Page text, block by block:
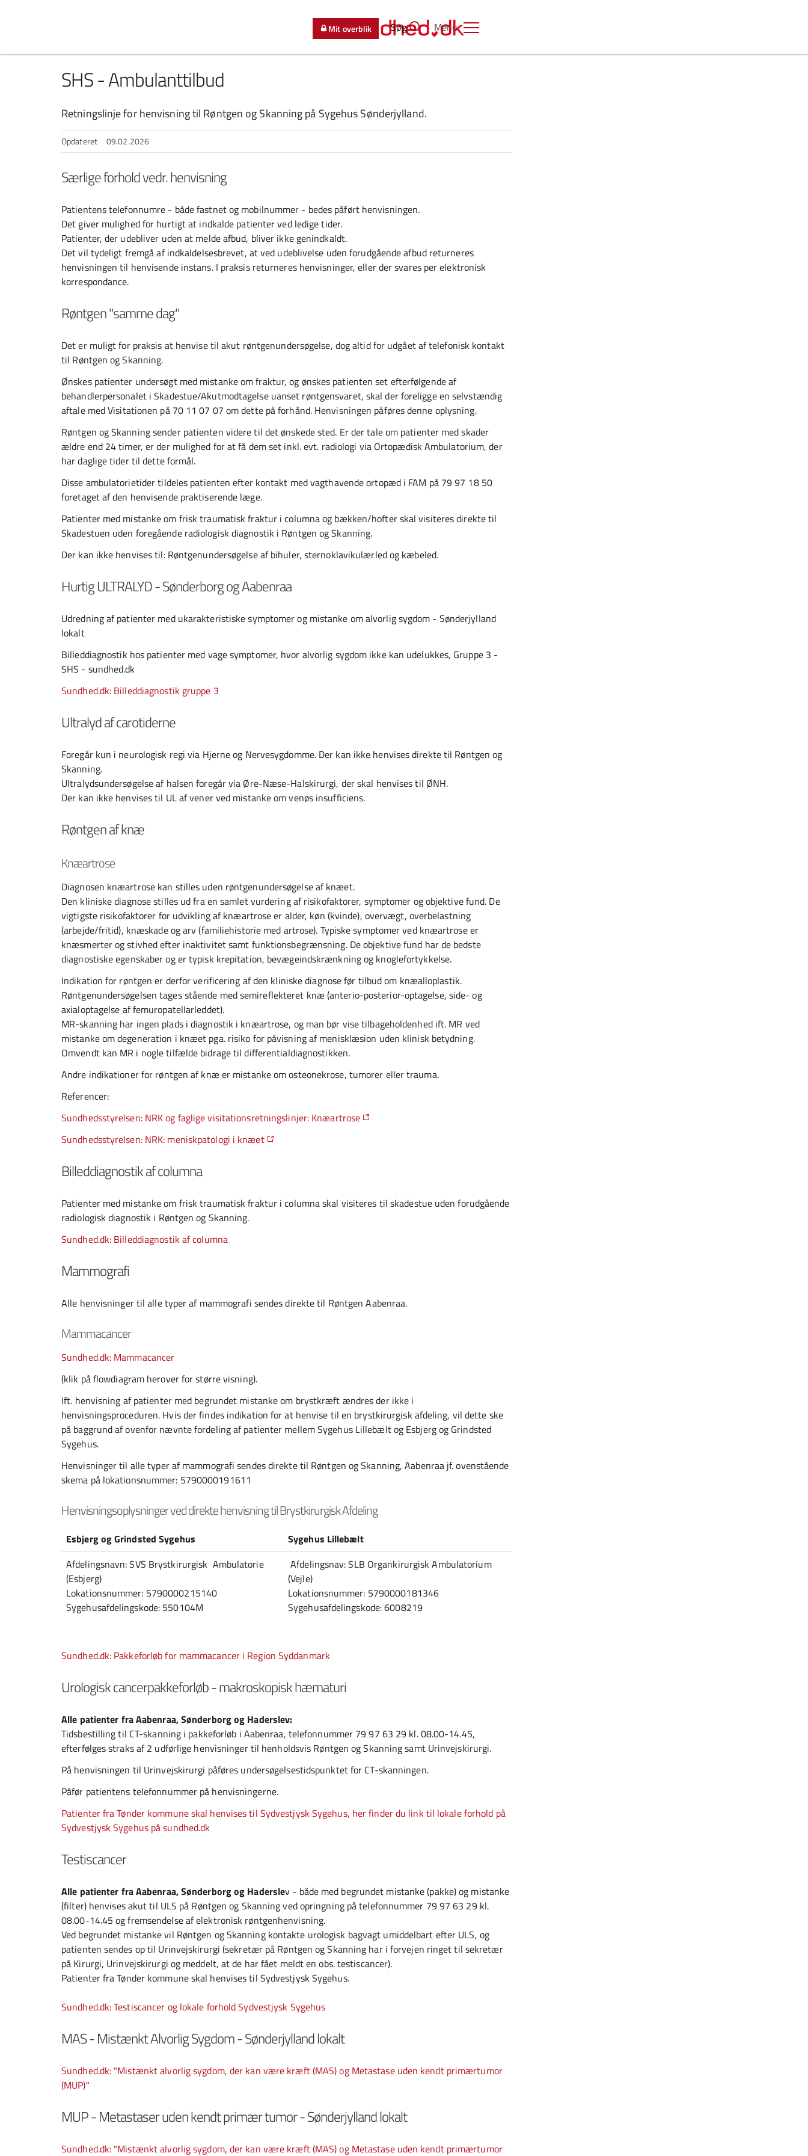
Menu
Søg
Mit overblik
SHS - Ambulanttilbud
Retningslinje for henvisning til Røntgen og Skanning på Sygehus Sønderjylland.
Opdateret 09.02.2026
Særlige forhold vedr. henvisning
Patientens telefonnumre - både fastnet og mobilnummer - bedes påført henvisningen.
Det giver mulighed for hurtigt at indkalde patienter ved ledige tider.
Patienter, der udebliver uden at melde afbud, bliver ikke genindkaldt.
Det vil tydeligt fremgå af indkaldelsesbrevet, at ved udeblivelse uden forudgående afbud returneres
henvisningen til henvisende instans. I praksis returneres henvisninger, eller der svares per elektronisk
korrespondance.
Røntgen "samme dag"
Det er muligt for praksis at henvise til akut røntgenundersøgelse, dog altid for udgået af telefonisk kontakt
til Røntgen og Skanning.
Ønskes patienter undersøgt med mistanke om fraktur, og ønskes patienten set efterfølgende af
behandlerpersonalet i Skadestue/Akutmodtagelse uanset røntgensvaret, skal der foreligge en selvstændig
aftale med Visitationen på 70 11 07 07 om dette på forhånd. Henvisningen påføres denne oplysning.
Røntgen og Skanning sender patienten videre til det ønskede sted. Er der tale om patienter med skader
ældre end 24 timer, er der mulighed for at få dem set inkl. evt. radiologi via Ortopædisk Ambulatorium, der
har daglige tider til dette formål.
Disse ambulatorietider tildeles patienten efter kontakt med vagthavende ortopæd i FAM på 79 97 18 50
foretaget af den henvisende praktiserende læge.
Patienter med mistanke om frisk traumatisk fraktur i columna og bækken/hofter skal visiteres direkte til
Skadestuen uden foregående radiologisk diagnostik i Røntgen og Skanning.
Der kan ikke henvises til: Røntgenundersøgelse af bihuler, sternoklavikulærled og kæbeled.
Hurtig ULTRALYD - Sønderborg og Aabenraa
Udredning af patienter med ukarakteristiske symptomer og mistanke om alvorlig sygdom - Sønderjylland
lokalt
Billeddiagnostik hos patienter med vage symptomer, hvor alvorlig sygdom ikke kan udelukkes, Gruppe 3 -
SHS - sundhed.dk
Sundhed.dk: Billeddiagnostik gruppe 3
Ultralyd af carotiderne
Foregår kun i neurologisk regi via Hjerne og Nervesygdomme. Der kan ikke henvises direkte til Røntgen og
Skanning.
Ultralydsundersøgelse af halsen foregår via Øre-Næse-Halskirurgi, der skal henvises til ØNH.
Der kan ikke henvises til UL af vener ved mistanke om venøs insufficiens.
Røntgen af knæ
Knæartrose
Diagnosen knæartrose kan stilles uden røntgenundersøgelse af knæet.
Den kliniske diagnose stilles ud fra en samlet vurdering af risikofaktorer, symptomer og objektive fund. De
vigtigste risikofaktorer for udvikling af knæartrose er alder, køn (kvinde), overvægt, overbelastning
(arbejde/fritid), knæskade og arv (familiehistorie med artrose). Typiske symptomer ved knæartrose er
knæsmerter og stivhed efter inaktivitet samt funktionsbegrænsning. De objektive fund har de bedste
diagnostiske egenskaber og er typisk krepitation, bevægeindskrænkning og knoglefortykkelse.
Indikation for røntgen er derfor verificering af den kliniske diagnose før tilbud om knæalloplastik.
Røntgenundersøgelsen tages stående med semireflekteret knæ (anterio-posterior-optagelse, side- og
axialoptagelse af femuropatellarleddet).
MR-skanning har ingen plads i diagnostik i knæartrose, og man bør vise tilbageholdenhed ift. MR ved
mistanke om degeneration i knæet pga. risiko for påvisning af menisklæsion uden klinisk betydning.
Omvendt kan MR i nogle tilfælde bidrage til differentialdiagnostikken.
Andre indikationer for røntgen af knæ er mistanke om osteonekrose, tumorer eller trauma.
Referencer:
Sundhedsstyrelsen: NRK og faglige visitationsretningslinjer: Knæartrose
Sundhedsstyrelsen: NRK: meniskpatologi i knæet
Billeddiagnostik af columna
Patienter med mistanke om frisk traumatisk fraktur i columna skal visiteres til skadestue uden forudgående
radiologisk diagnostik i Røntgen og Skanning.
Sundhed.dk: Billeddiagnostik af columna
Mammografi
Alle henvisninger til alle typer af mammografi sendes direkte til Røntgen Aabenraa.
Mammacancer
Sundhed.dk: Mammacancer
(klik på flowdiagram herover for større visning).
Ift. henvisning af patienter med begrundet mistanke om brystkræft ændres der ikke i
henvisningsproceduren. Hvis der findes indikation for at henvise til en brystkirurgisk afdeling, vil dette ske
på baggrund af ovenfor nævnte fordeling af patienter mellem Sygehus Lillebælt og Esbjerg og Grindsted
Sygehus.
Henvisninger til alle typer af mammografi sendes direkte til Røntgen og Skanning, Aabenraa jf. ovenstående
skema på lokationsnummer: 5790000191611
Henvisningsoplysninger ved direkte henvisning til Brystkirurgisk Afdeling
Esbjerg og Grindsted Sygehus
Sygehus Lillebælt
Afdelingsnavn: SVS Brystkirurgisk Ambulatorie
(Esbjerg)
Lokationsnummer: 5790000215140
Sygehusafdelingskode: 550104M
Afdelingsnav: SLB Organkirurgisk Ambulatorium
(Vejle)
Lokationsnummer: 5790000181346
Sygehusafdelingskode: 6008219
Sundhed.dk: Pakkeforløb for mammacancer i Region Syddanmark
Urologisk cancerpakkeforløb - makroskopisk hæmaturi
Alle patienter fra Aabenraa, Sønderborg og Haderslev:
Tidsbestilling til CT-skanning i pakkeforløb i Aabenraa, telefonnummer 79 97 63 29 kl. 08.00-14.45,
efterfølges straks af 2 udførlige henvisninger til henholdsvis Røntgen og Skanning samt Urinvejskirurgi.
På henvisningen til Urinvejskirurgi påføres undersøgelsestidspunktet for CT-skanningen.
Påfør patientens telefonnummer på henvisningerne.
Patienter fra Tønder kommune skal henvises til Sydvestjysk Sygehus, her finder du link til lokale forhold på
Sydvestjysk Sygehus på sundhed.dk
Testiscancer
Alle patienter fra Aabenraa, Sønderborg og Haderslev - både med begrundet mistanke (pakke) og mistanke
(filter) henvises akut til ULS på Røntgen og Skanning ved opringning på telefonnummer 79 97 63 29 kl.
08.00-14.45 og fremsendelse af elektronisk røntgenhenvisning.
Ved begrundet mistanke vil Røntgen og Skanning kontakte urologisk bagvagt umiddelbart efter ULS, og
patienten sendes op til Urinvejskirurgi (sekretær på Røntgen og Skanning har i forvejen ringet til sekretær
på Kirurgi, Urinvejskirurgi og meddelt, at de har fået meldt en obs. testiscancer).
Patienter fra Tønder kommune skal henvises til Sydvestjysk Sygehus.
Sundhed.dk: Testiscancer og lokale forhold Sydvestjysk Sygehus
MAS - Mistænkt Alvorlig Sygdom - Sønderjylland lokalt
Sundhed.dk: "Mistænkt alvorlig sygdom, der kan være kræft (MAS) og Metastase uden kendt primærtumor
(MUP)"
MUP - Metastaser uden kendt primær tumor - Sønderjylland lokalt
Sundhed.dk: "Mistænkt alvorlig sygdom, der kan være kræft (MAS) og Metastase uden kendt primærtumor